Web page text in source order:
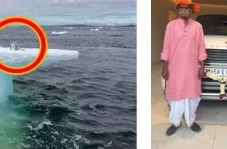
ಇರಿಸಿಕೊಳ್ಳುವುದು ಹೇಗೆ ಎನ್ನುವ ಚಿಂತೆಯೇ,